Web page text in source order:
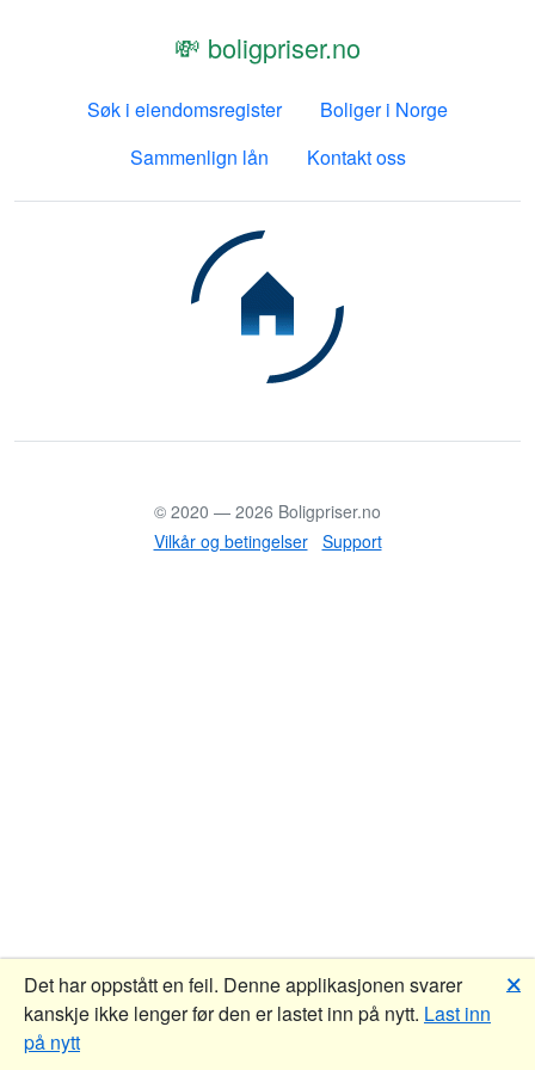
💸 boligpriser.no
Søk i eiendomsregister
Boliger i Norge
Sammenlign lån
Kontakt oss
© 2020 — 2026 Boligpriser.no
Vilkår og betingelser
Support
Det har oppstått en feil. Denne applikasjonen svarer
kanskje ikke lenger før den er lastet inn på nytt. Last inn
på nytt
🗙